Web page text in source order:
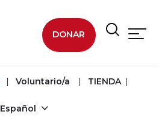
DONAR
Voluntario/a TIENDA
Español